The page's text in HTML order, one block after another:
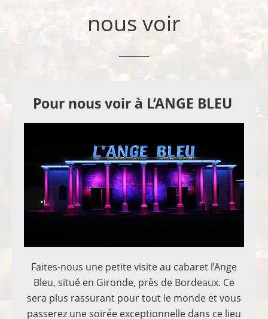
nous voir
Pour nous voir à L’ANGE BLEU
Faites-nous une petite visite au cabaret l’Ange
Bleu, situé en Gironde, près de Bordeaux. Ce
sera plus rassurant pour tout le monde et vous
passerez une soirée exceptionnelle dans ce lieu